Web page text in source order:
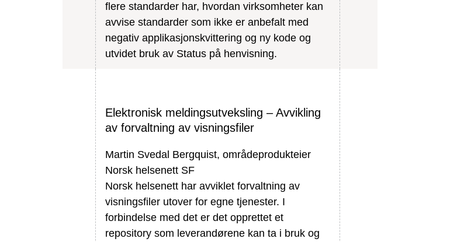
flere standarder har, hvordan virksomheter kan
avvise standarder som ikke er anbefalt med
negativ applikasjonskvittering og ny kode og
utvidet bruk av Status på henvisning.
Elektronisk meldingsutveksling – Avvikling
av forvaltning av visningsfiler
Martin Svedal Bergquist, områdeprodukteier
Norsk helsenett SF
Norsk helsenett har avviklet forvaltning av
visningsfiler utover for egne tjenester. I
forbindelse med det er det opprettet et
repository som leverandørene kan ta i bruk og